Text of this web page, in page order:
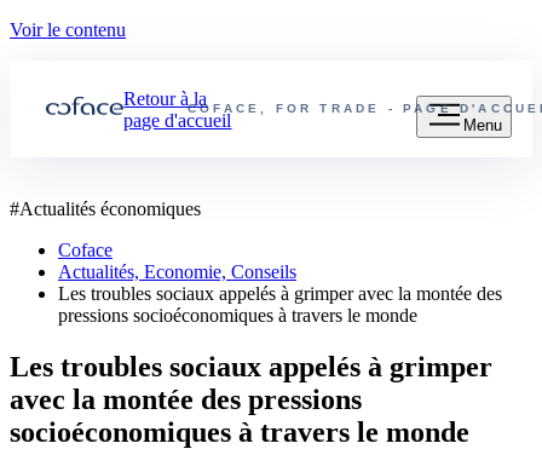
Voir le contenu
COFACE, FOR TRADE - PAGE
Retour à la
page d'accueil
Menu
#Actualités économiques
Coface
Actualités, Economie, Conseils
Les troubles sociaux appelés à grimper avec la montée des
pressions socioéconomiques à travers le monde
Les troubles sociaux appelés à grimper
avec la montée des pressions
socioéconomiques à travers le monde